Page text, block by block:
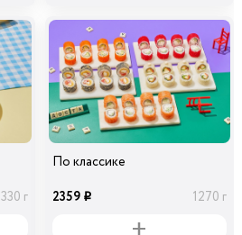
330 г
По классике
2359 i 1270 г